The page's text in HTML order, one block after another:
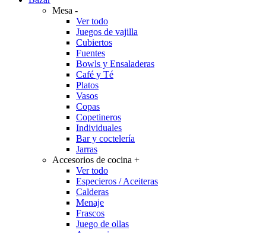
Mesa -
Ver todo
Juegos de vajilla
Cubiertos
Fuentes
Bowls y Ensaladeras
Café y Té
Platos
Vasos
Copas
Copetineros
Individuales
Bar y coctelería
Jarras
Accesorios de cocina +
Ver todo
Especieros / Aceiteras
Calderas
Menaje
Frascos
Juego de ollas